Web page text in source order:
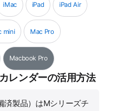
iMac iPad iPad Air
mini Mac Pro
Macbook Pro
レンダーの活用方法
済製品）はMシリーズチ